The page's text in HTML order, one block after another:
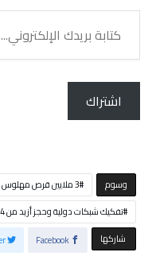
بريدك
الإلكتروني...
اشتراك
‫‫‫‫وسوم‬
3 ملايين قرص مهلوس و8 قناطير من المخدرات
تفكيك شبكات دولية وحجز أزيد من 4
‫‫ شاركها‬
Facebook